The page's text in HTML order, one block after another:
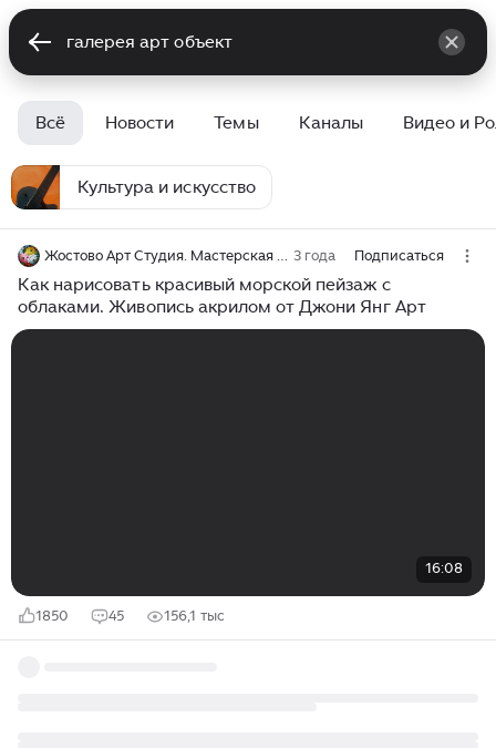
Всё Новости Темы Каналы Видео и
Культура и искусство
Жостово Арт Студия. Мастерская Гончаровых 3 года Подписаться
Как нарисовать красивый морской пейзаж с
облаками. Живопись акрилом от Джони Янг Арт
16:08
1850 45 156,1 тыс